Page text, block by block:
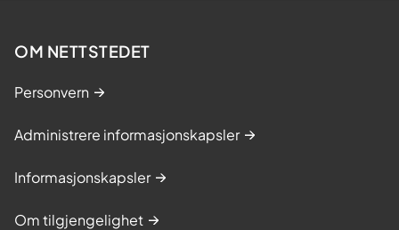
OM NETTSTEDET
Personvern
Administrere informasjonskapsler
Informasjonskapsler
Om tilgjengelighet